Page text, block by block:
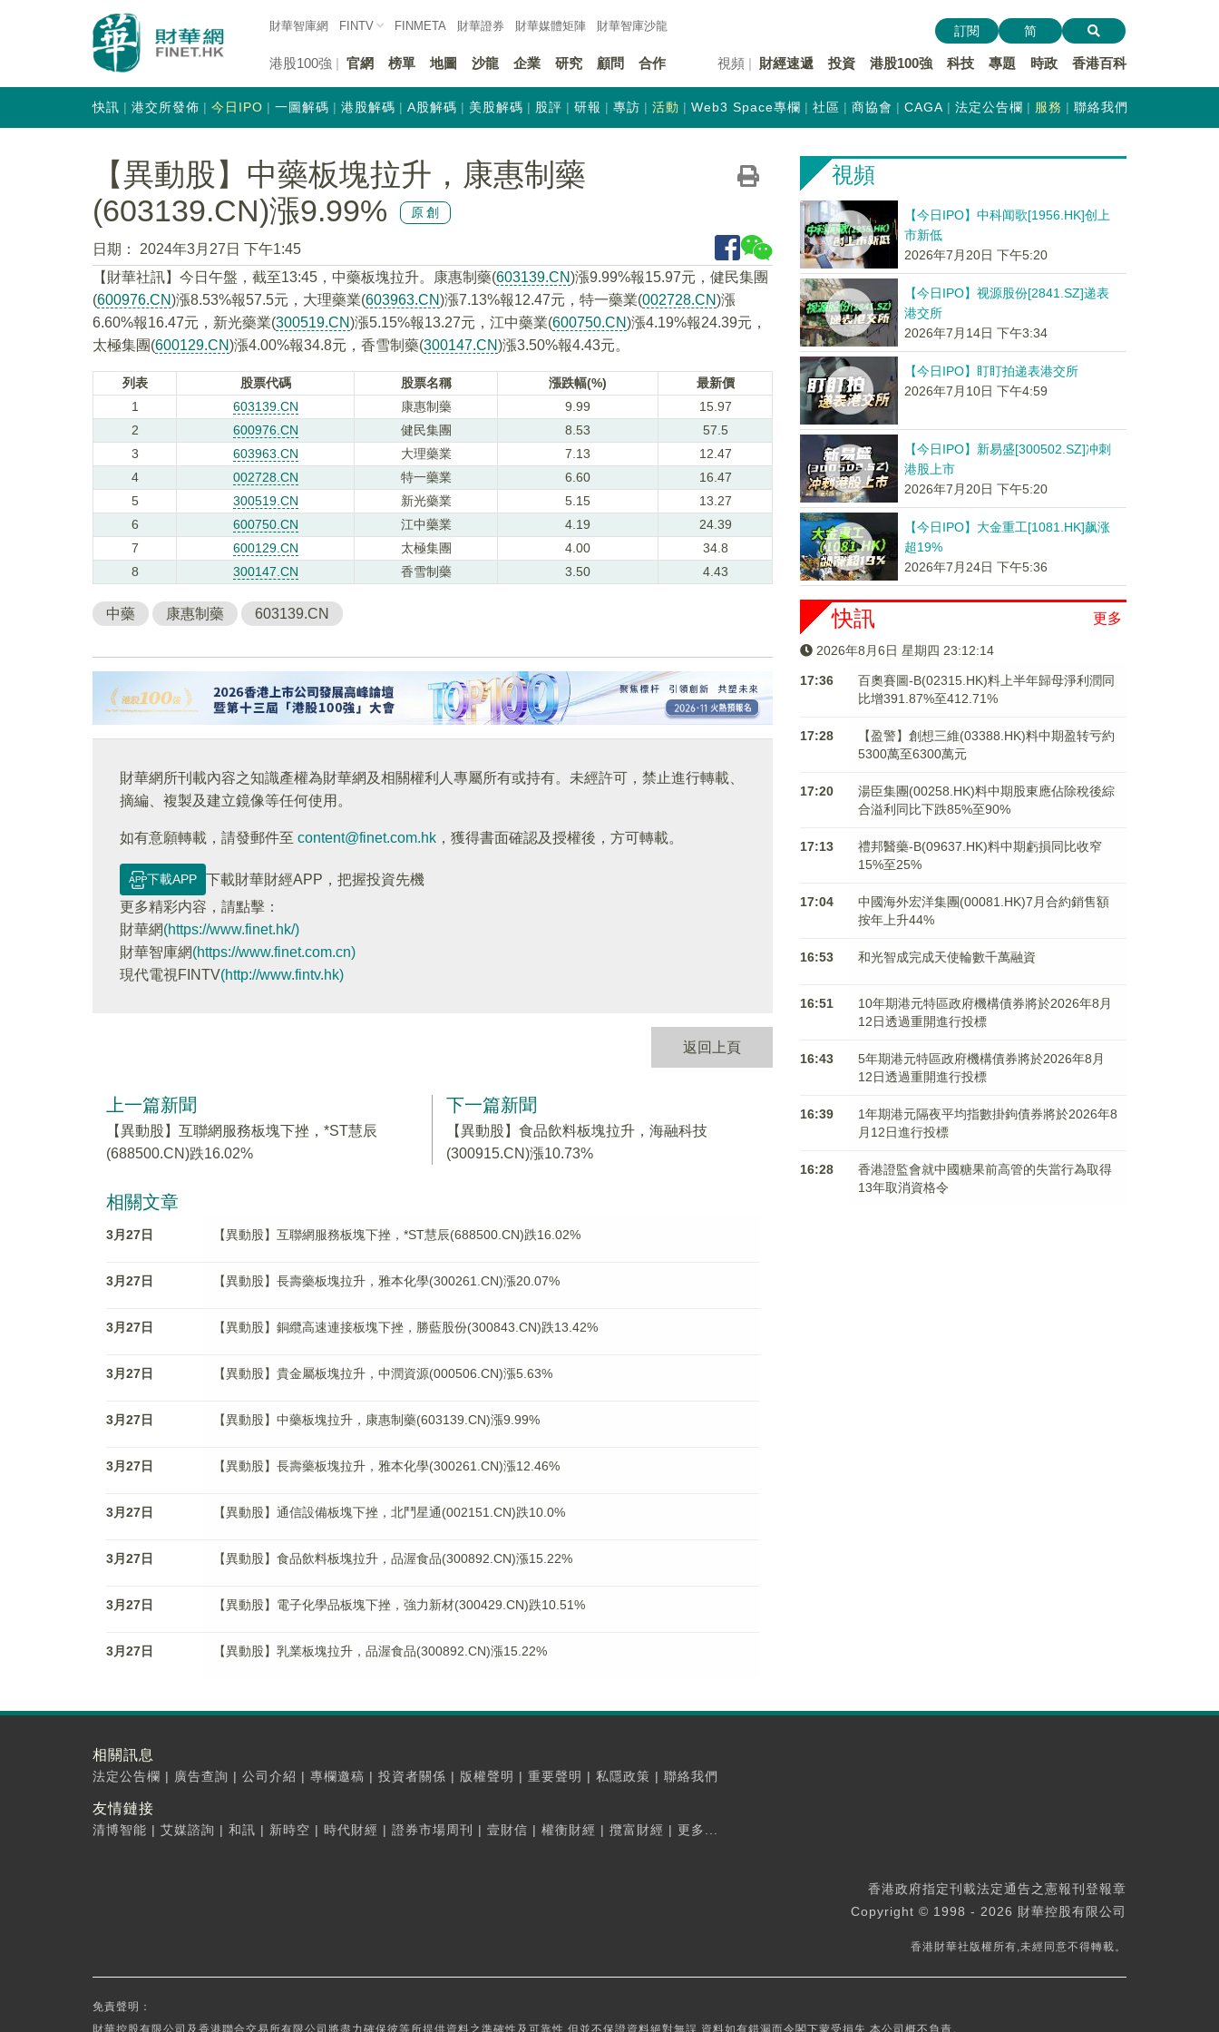
財華智庫網 FINTV FINMETA 財華證券 財華媒體矩陣 財華智庫沙龍
港股100強 官網 榜單 地圖 沙龍 企業 研究 顧問 合作 視頻 財經速遞 投資 港股100強 科技 專題 時政 香港百科
訂閱 简
快訊 港交所發佈 今日IPO 一圖解碼 港股解碼 A股解碼 美股解碼 股評 研報 專訪 活動 Web3 Space專欄 社區 商協會 CAGA 法定公告欄 服務 聯絡我們
【異動股】中藥板塊拉升，康惠制藥
(603139.CN)漲9.99%
原創
日期：
2024年3月27日 下午1:45
【財華社訊】今日午盤，截至13:45，中藥板塊拉升。康惠制藥(603139.CN)漲9.99%報15.97元，健民集團
(600976.CN)漲8.53%報57.5元，大理藥業(603963.CN)漲7.13%報12.47元，特一藥業(002728.CN)漲
6.60%報16.47元，新光藥業(300519.CN)漲5.15%報13.27元，江中藥業(600750.CN)漲4.19%報24.39元，
太極集團(600129.CN)漲4.00%報34.8元，香雪制藥(300147.CN)漲3.50%報4.43元。
列表 股票代碼 股票名稱 漲跌幅(%)
最新價
1
603139.CN 康惠制藥 9.99
15.97
2
600976.CN 健民集團 8.53
57.5
3
603963.CN 大理藥業 7.13
12.47
4
002728.CN 特一藥業 6.60
16.47
5
300519.CN 新光藥業 5.15
13.27
6
600750.CN 江中藥業 4.19
24.39
7
600129.CN 太極集團 4.00
34.8
8
300147.CN 香雪制藥 3.50 4.43
中藥 康惠制藥 603139.CN
財華網所刊載內容之知識產權為財華網及相關權利人專屬所有或持有。未經許可，禁止進行轉載、
摘編、複製及建立鏡像等任何使用。
如有意願轉載，請發郵件至 content@finet.com.hk ，獲得書面確認及授權後，方可轉載。
下載APP
下載財華財經APP，把握投資先機
更多精彩内容，請點擊：
財華網(https://www.finet.hk/)
財華智庫網(https://www.finet.com.cn)
現代電視FINTV(http://www.fintv.hk)
返回上頁
上一篇新聞
【異動股】互聯網服務板塊下挫，*ST慧辰
(688500.CN)跌16.02%
下一篇新聞
【異動股】食品飲料板塊拉升，海融科技
(300915.CN)漲10.73%
相關文章
3月27日 【異動股】互聯網服務板塊下挫，*ST慧辰(688500.CN)跌16.02%
3月27日 【異動股】長壽藥板塊拉升，雅本化學(300261.CN)漲20.07%
3月27日 【異動股】銅纜高速連接板塊下挫，勝藍股份(300843.CN)跌13.42%
3月27日 【異動股】貴金屬板塊拉升，中潤資源(000506.CN)漲5.63%
3月27日 【異動股】中藥板塊拉升，康惠制藥(603139.CN)漲9.99%
3月27日 【異動股】長壽藥板塊拉升，雅本化學(300261.CN)漲12.46%
3月27日 【異動股】通信設備板塊下挫，北鬥星通(002151.CN)跌10.0%
3月27日 【異動股】食品飲料板塊拉升，品渥食品(300892.CN)漲15.22%
3月27日 【異動股】電子化學品板塊下挫，強力新材(300429.CN)跌10.51%
3月27日 【異動股】乳業板塊拉升，品渥食品(300892.CN)漲15.22%
視頻
【今日IPO】中科闻歌[1956.HK]创上
市新低
2026年7月20日 下午5:20
【今日IPO】视源股份[2841.SZ]递表
港交所
2026年7月14日 下午3:34
【今日IPO】盯盯拍递表港交所
2026年7月10日 下午4:59
【今日IPO】新易盛[300502.SZ]冲刺
港股上市
2026年7月20日 下午5:20
【今日IPO】大金重工[1081.HK]飙涨
超19%
2026年7月24日 下午5:36
更多
快訊
2026年8月6日 星期四 23:12:15
17:36
百奧賽圖-B(02315.HK)料上半年歸母淨利潤同
比增391.87%至412.71%
17:28
【盈警】創想三維(03388.HK)料中期盈转亏約
5300萬至6300萬元
17:20
湯臣集團(00258.HK)料中期股東應佔除稅後綜
合溢利同比下跌85%至90%
17:13
禮邦醫藥-B(09637.HK)料中期虧損同比收窄
15%至25%
17:04
中國海外宏洋集團(00081.HK)7月合約銷售額
按年上升44%
16:53 和光智成完成天使輪數千萬融資
16:51
10年期港元特區政府機構債券將於2026年8月
12日透過重開進行投標
16:43
5年期港元特區政府機構債券將於2026年8月
12日透過重開進行投標
16:39
1年期港元隔夜平均指數掛鉤債券將於2026年8
月12日進行投標
16:28
香港證監會就中國糖果前高管的失當行為取得
13年取消資格令
相關訊息
法定公告欄 | 廣告查詢 | 公司介紹 | 專欄邀稿 | 投資者關係 | 版權聲明 | 重要聲明 | 私隱政策 | 聯絡我們
友情鏈接
清博智能 | 艾媒諮詢 | 和訊 | 新時空 | 時代財經 | 證券市場周刊 | 壹財信 | 權衡財經 | 攬富財經 | 更多...
香港政府指定刊載法定通告之憲報刊登報章
Copyright © 1998 - 2026 財華控股有限公司
香港財華社版權所有,未經同意不得轉載。
免責聲明：